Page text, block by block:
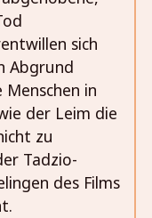
sich
Abgrund
in
der Leim die
zu
Tadzio-
des Films